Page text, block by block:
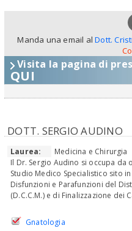
Manda una email alDott.
Visita la pagina di
QUI
DOTT. SERGIO AUDINO
Laurea:
Medicina e Chirurgia
Il Dr. Sergio Audino si occupa
Studio Medico Specialistico sito
Disfunzioni e Parafunzioni del
(D.C.C.M.) e di Finalizzazione dei
Gnatologia